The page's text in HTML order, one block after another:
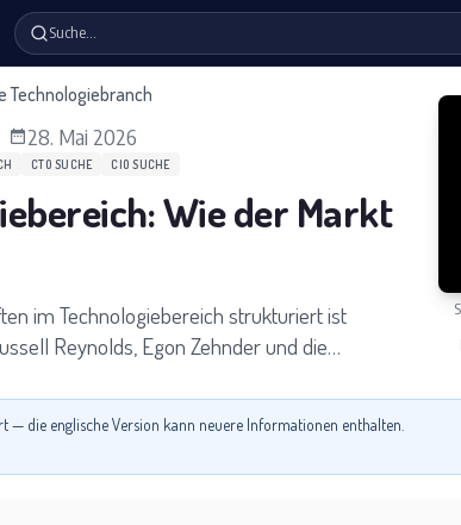
Suche…
28. Mai 2026
CTO SUCHE CIO SUCHE
Wie der Markt
im Technologiebereich strukturiert ist
Reynolds, Egon Zehnder und die
— die englische Version kann neuere Informationen enthalten.